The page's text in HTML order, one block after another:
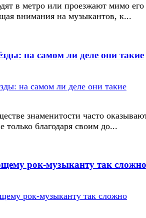
в метро или проезжают мимо его
внимания на музыкантов, к...
на самом ли деле они такие
знаменитости часто
только благодаря своим до...
рок-музыканту так сложно